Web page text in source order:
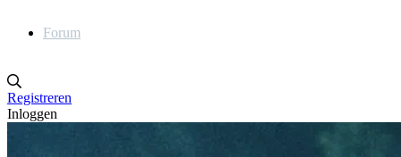
Forum
Registreren
Inloggen